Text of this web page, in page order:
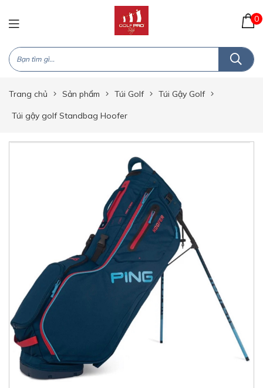
0
Trang chủ Sản phẩm Túi Golf Túi Gậy Golf
Túi gậy golf Standbag Hoofer